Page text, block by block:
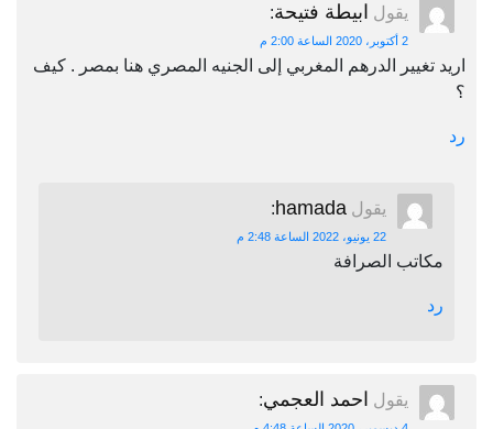
يقول ابيطة فتيحة:
2 أكتوبر، 2020 الساعة 2:00 م
اريد تغيير الدرهم المغربي إلى الجنيه المصري هنا بمصر . كيف
؟
رد
يقول hamada
:
22 يونيو، 2022 الساعة 2:48 م
مكاتب الصرافة
رد
يقول احمد العجمي: